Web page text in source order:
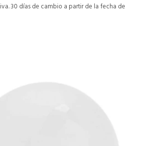
30 días de cambio a partir de la fecha de